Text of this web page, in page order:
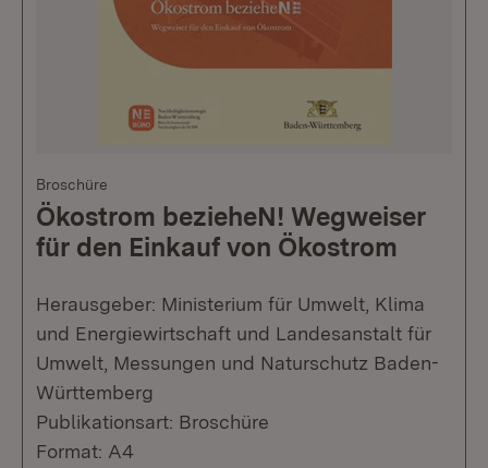
Broschüre
Ökostrom bezieheN! Wegweiser
für den Einkauf von Ökostrom
Herausgeber: Ministerium für Umwelt, Klima
und Energiewirtschaft und Landesanstalt für
Umwelt, Messungen und Naturschutz Baden-
Württemberg
Publikationsart: Broschüre
Format: A4